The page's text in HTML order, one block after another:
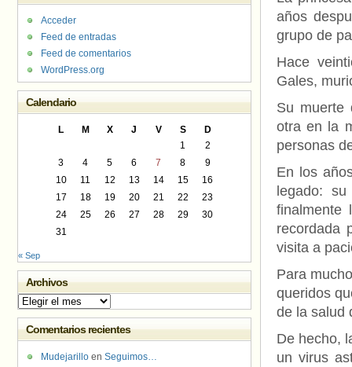
años
grupo de
Hace
Gales,
Su muerte
otra en la
personas
En los
legado:
finalmente
recordada
visita a
Para
queridos
de la salud
De hecho,
un virus
Acceder
Feed de entradas
Feed de comentarios
WordPress.org
Calendario
L M X J V S
D
1
2
3
4 5 6 7 8
9
10
11 12 13 14 15
16
17
18 19 20 21 22
23
24
25 26 27 28 29
30
31
« Sep
Archivos
Archivos
Comentarios recientes
Mudejarillo en Seguimos…